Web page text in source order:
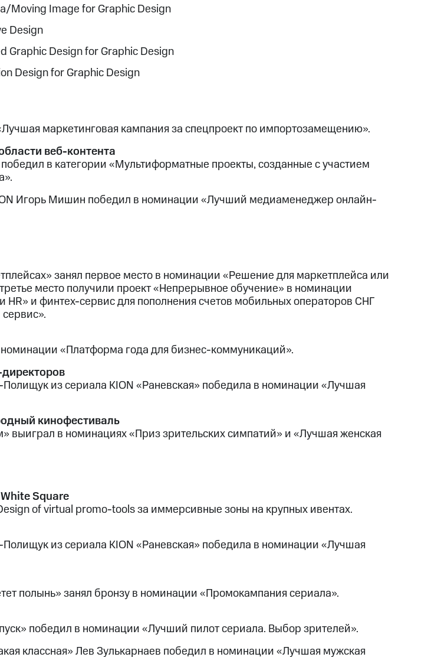
Moving Image for Graphic Design
Design
Graphic Design for Graphic Design
Design for Graphic Design
маркетинговая кампания за спецпроект по импортозамещению».
веб-контента
в категории «Мультиформатные проекты, созданные с участием
Игорь Мишин победил в номинации «Лучший медиаменеджер онлайн-
занял первое место в номинации «Решение для маркетплейса или
место получили проект «Непрерывное обучение» в номинации
HR» и финтех-сервис для пополнения счетов мобильных операторов СНГ
«Платформа года для бизнес-коммуникаций».
из сериала KION «Раневская» победила в номинации «Лучшая
кинофестиваль
выиграл в номинациях «Приз зрительских симпатий» и «Лучшая женская
Square
of virtual promo-tools за иммерсивные зоны на крупных ивентах.
из сериала KION «Раневская» победила в номинации «Лучшая
полынь» занял бронзу в номинации «Промокампания сериала».
победил в номинации «Лучший пилот сериала. Выбор зрителей».
классная» Лев Зулькарнаев победил в номинации «Лучшая мужская